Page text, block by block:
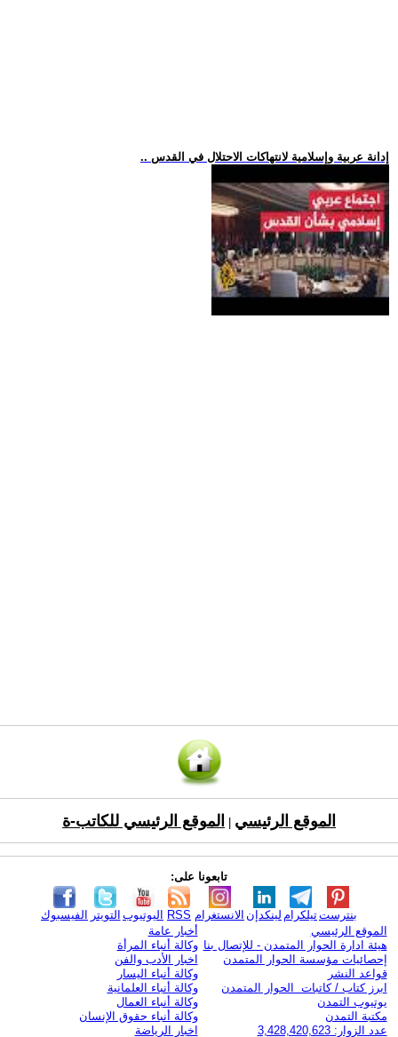
.. إدانة عربية وإسلامية لانتهاكات الاحتلال في القدس
الموقع الرئيسي الموقع الرئيسي للكاتب-ة
تابعونا على:
الفيسبوك التويتر اليوتيوب RSS الانستغرام لينكدإن تيلكرامبنترست
الموقع الرئيسي
هيئة ادارة الحوار المتمدن - للإتصال بنا
إحصائيات مؤسسة الحوار المتمدن
قواعد النشر
ابرز كتاب / كاتبات الحوار المتمدن
يوتيوب التمدن
مكتبة التمدن
عدد الزوار: 3,428,420,623
أخبار عامة
وكالة أنباء المرأة
اخبار الأدب والفن
وكالة أنباء اليسار
وكالة أنباء العلمانية
وكالة أنباء العمال
وكالة أنباء حقوق الإنسان
اخبار الرياضة